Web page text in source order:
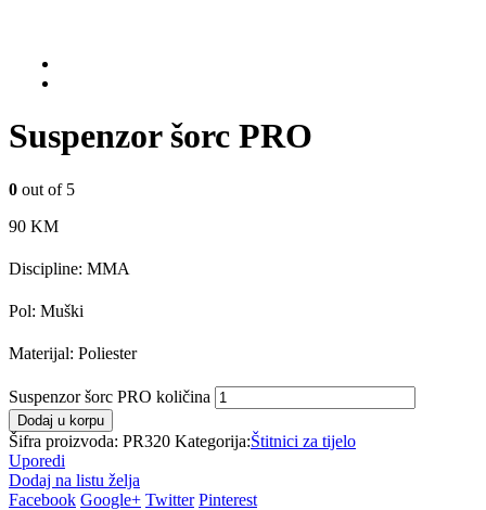
Suspenzor šorc PRO
0 out of 5
90 KM
Discipline: MMA
Pol: Muški
Materijal: Poliester
Suspenzor šorc PRO količina
Dodaj u korpu
Šifra proizvoda: PR320 Kategorija:Štitnici za tijelo
Uporedi
Dodaj na listu želja
Facebook Google+ Twitter Pinterest